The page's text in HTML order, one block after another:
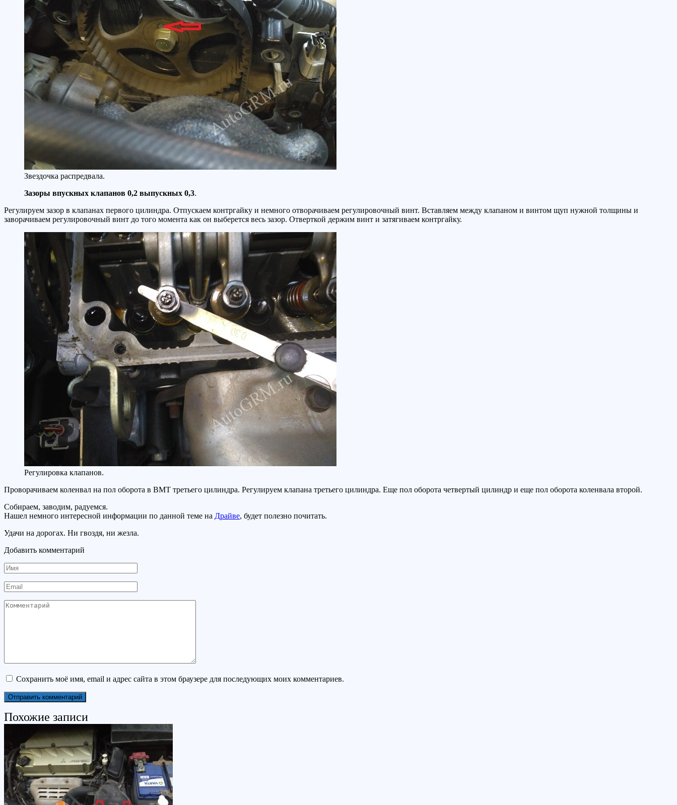
Звездочка распредвала.
Зазоры впускных клапанов 0,2 выпускных 0,3.
Регулируем зазор в клапанах первого цилиндра. Отпускаем контргайку и немного отворачиваем регулировочный винт. Вставляем между клапаном и винтом щуп нужной толщины и
заворачиваем регулировочный винт до того момента как он выберется весь зазор. Отверткой держим винт и затягиваем контргайку.
Регулировка клапанов.
Проворачиваем коленвал на пол оборота в ВМТ третьего цилиндра. Регулируем клапана третьего цилиндра. Еще пол оборота четвертый цилиндр и еще пол оборота коленвала второй.
Собираем, заводим, радуемся.
Нашел немного интересной информации по данной теме на Драйве, будет полезно почитать.
Удачи на дорогах. Ни гвоздя, ни жезла.
Добавить комментарий
Имя
Email
Комментарий
Сохранить моё имя, email и адрес сайта в этом браузере для последующих моих комментариев.
Похожие записи